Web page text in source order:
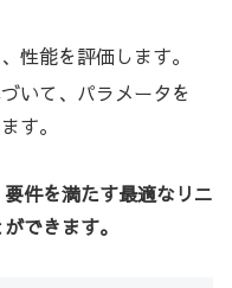
性能を評価します。
いて、パラメータを
す。
件を満たす最適なリニ
できます。